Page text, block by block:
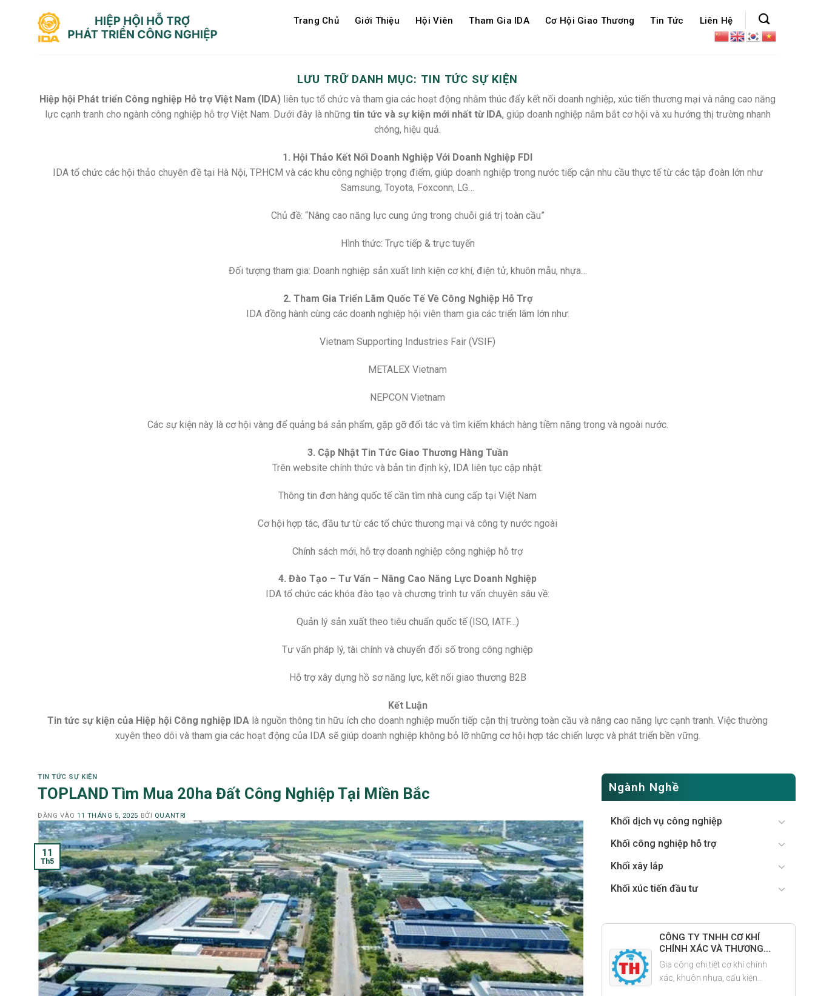
Trang Chủ Giới Thiệu Hội Viên Tham Gia IDA Cơ Hội Giao Thương Tin Tức Liên Hệ
LƯU TRỮ DANH MỤC: TIN TỨC SỰ KIỆN
Hiệp hội Phát triển Công nghiệp Hỗ trợ Việt Nam (IDA) liên tục tổ chức và tham gia các hoạt động nhằm thúc đẩy kết nối doanh nghiệp, xúc tiến thương mại và nâng cao năng
lực cạnh tranh cho ngành công nghiệp hỗ trợ Việt Nam. Dưới đây là những tin tức và sự kiện mới nhất từ IDA, giúp doanh nghiệp nắm bắt cơ hội và xu hướng thị trường nhanh
chóng, hiệu quả.
1. Hội Thảo Kết Nối Doanh Nghiệp Với Doanh Nghiệp FDI
IDA tổ chức các hội thảo chuyên đề tại Hà Nội, TP.HCM và các khu công nghiệp trọng điểm, giúp doanh nghiệp trong nước tiếp cận nhu cầu thực tế từ các tập đoàn lớn như
Samsung, Toyota, Foxconn, LG…
Chủ đề: “Nâng cao năng lực cung ứng trong chuỗi giá trị toàn cầu”
Hình thức: Trực tiếp & trực tuyến
Đối tượng tham gia: Doanh nghiệp sản xuất linh kiện cơ khí, điện tử, khuôn mẫu, nhựa…
2. Tham Gia Triển Lãm Quốc Tế Về Công Nghiệp Hỗ Trợ
IDA đồng hành cùng các doanh nghiệp hội viên tham gia các triển lãm lớn như:
Vietnam Supporting Industries Fair (VSIF)
METALEX Vietnam
NEPCON Vietnam
Các sự kiện này là cơ hội vàng để quảng bá sản phẩm, gặp gỡ đối tác và tìm kiếm khách hàng tiềm năng trong và ngoài nước.
3. Cập Nhật Tin Tức Giao Thương Hàng Tuần
Trên website chính thức và bản tin định kỳ, IDA liên tục cập nhật:
Thông tin đơn hàng quốc tế cần tìm nhà cung cấp tại Việt Nam
Cơ hội hợp tác, đầu tư từ các tổ chức thương mại và công ty nước ngoài
Chính sách mới, hỗ trợ doanh nghiệp công nghiệp hỗ trợ
4. Đào Tạo – Tư Vấn – Nâng Cao Năng Lực Doanh Nghiệp
IDA tổ chức các khóa đào tạo và chương trình tư vấn chuyên sâu về:
Quản lý sản xuất theo tiêu chuẩn quốc tế (ISO, IATF…)
Tư vấn pháp lý, tài chính và chuyển đổi số trong công nghiệp
Hỗ trợ xây dựng hồ sơ năng lực, kết nối giao thương B2B
Kết Luận
Tin tức sự kiện của Hiệp hội Công nghiệp IDA là nguồn thông tin hữu ích cho doanh nghiệp muốn tiếp cận thị trường toàn cầu và nâng cao năng lực cạnh tranh. Việc thường
xuyên theo dõi và tham gia các hoạt động của IDA sẽ giúp doanh nghiệp không bỏ lỡ những cơ hội hợp tác chiến lược và phát triển bền vững.
TIN TỨC SỰ KIỆN
TOPLAND Tìm Mua 20ha Đất Công Nghiệp Tại Miền Bắc
ĐĂNG VÀO11 THÁNG 5, 2025 BỞI QUANTRI
11
Th5
Ngành Nghề
Khối dịch vụ công nghiệp
Khối công nghiệp hỗ trợ
Khối xây lắp
Khối xúc tiến đầu tư
CÔNG TY TNHH CƠ KHÍ
CHÍNH XÁC VÀ THƯƠNG
MẠI TRUNG HOÀ
Gia công chi tiết cơ khí chính
xác, khuôn nhựa, cấu kiện